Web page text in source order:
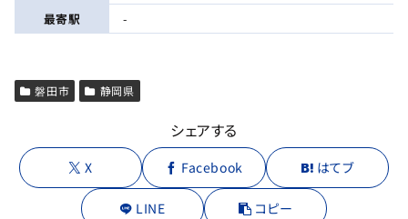
最寄駅
-
磐田市 静岡県
シェアする
X Facebook はてブ
LINE コピー